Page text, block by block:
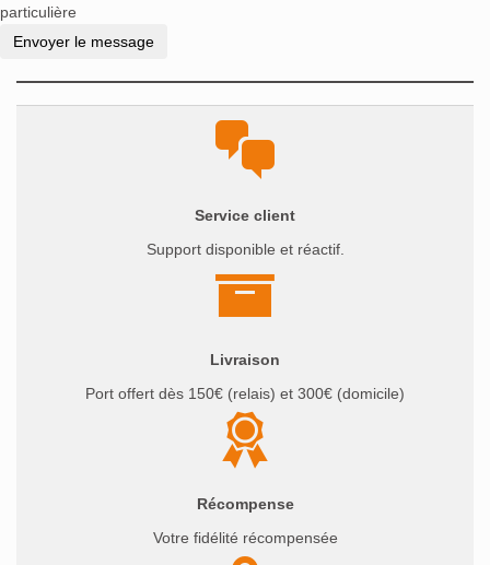
particulière
Service client
Support disponible et réactif.
Livraison
Port offert dès 150€ (relais) et 300€ (domicile)
Récompense
Votre fidélité récompensée